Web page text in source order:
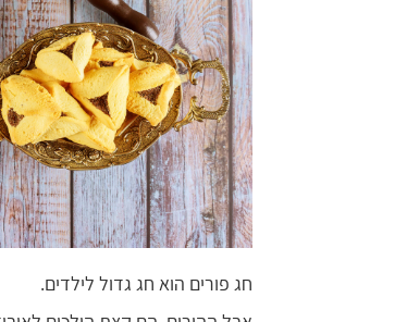
חג פורים הוא חג גדול לילדים.